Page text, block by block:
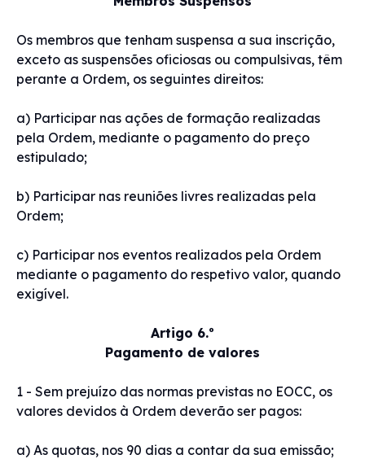
Os membros que tenham suspensa a sua inscrição,
exceto as suspensões oficiosas ou compulsivas, têm
perante a Ordem, os seguintes direitos:
a) Participar nas ações de formação realizadas
pela Ordem, mediante o pagamento do preço
estipulado;
b) Participar nas reuniões livres realizadas pela
Ordem;
c) Participar nos eventos realizados pela Ordem
mediante o pagamento do respetivo valor, quando
exigível.
Artigo 6.º
Pagamento de valores
1 - Sem prejuízo das normas previstas no EOCC, os
valores devidos à Ordem deverão ser pagos:
a) As quotas, nos 90 dias a contar da sua emissão;